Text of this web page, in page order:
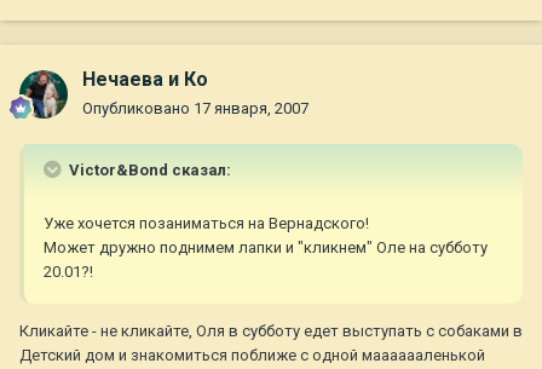
Нечаева и Ко
Опубликовано 17 января, 2007
Victor&Bond сказал:
Уже хочется позаниматься на Вернадского!
Может дружно поднимем лапки и "кликнем" Оле на субботу
20.01?!
Кликайте - не кликайте, Оля в субботу едет выступать с собаками в
Детский дом и знакомиться поближе с одной мааааааленькой